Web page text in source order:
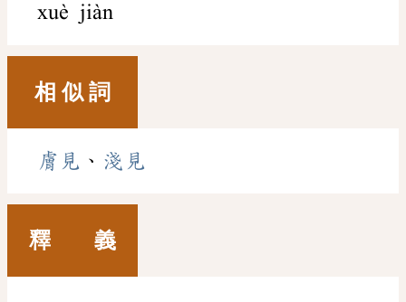
xuè jiàn
相 似 詞
膚見 、 淺見
釋 義